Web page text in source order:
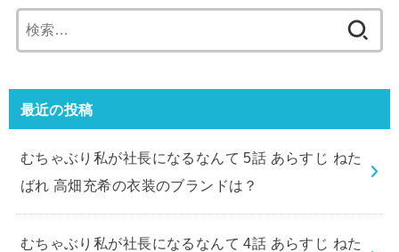
索:
最近の投稿
むちゃぶり私が社長になるなんて 5話 あらすじ ねた
ばれ 高畑充希の衣装のブランドは？
むちゃぶり私が社長になるなんて 4話 あらすじ ねた